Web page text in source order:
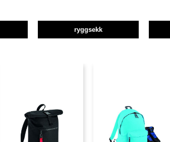
ryggsekk